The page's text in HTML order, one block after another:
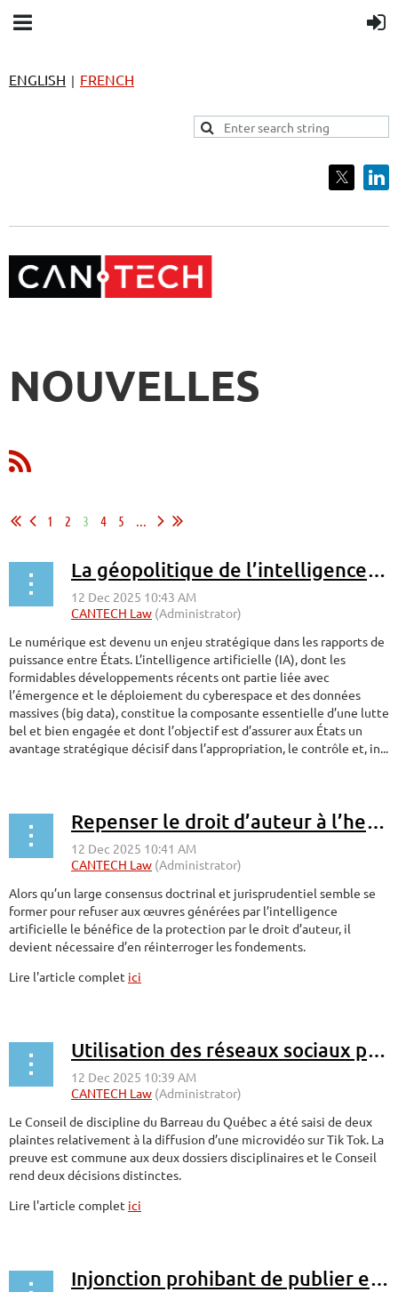
ENGLISH | FRENCH
NOUVELLES
1 2 3 4 5 ...
La géopolitique de l’intelligence artificielle : régulation et puissance
Le numérique est devenu un enjeu stratégique dans les rapports de
puissance entre États. L’intelligence artificielle (IA), dont les
formidables développements récents ont partie liée avec
l’émergence et le déploiement du cyberespace et des données
massives (big data), constitue la composante essentielle d’une lutte
bel et bien engagée et dont l’objectif est d’assurer aux États un
avantage stratégique décisif dans l’appropriation, le contrôle et, in...
Repenser le droit d’auteur à l’heure des algorithmes
Alors qu’un large consensus doctrinal et jurisprudentiel semble se
former pour refuser aux œuvres générées par l’intelligence
artificielle le bénéfice de la protection par le droit d’auteur, il
devient nécessaire d’en réinterroger les fondements.
Lire l'article complet ici
Utilisation des réseaux sociaux par des professionnelles
Le Conseil de discipline du Barreau du Québec a été saisi de deux
plaintes relativement à la diffusion d’une microvidéo sur Tik Tok. La
preuve est commune aux deux dossiers disciplinaires et le Conseil
rend deux décisions distinctes.
Lire l'article complet ici
Injonction prohibant de publier et commenter sur les réseaux sociaux, notamment TikTok et Facebook